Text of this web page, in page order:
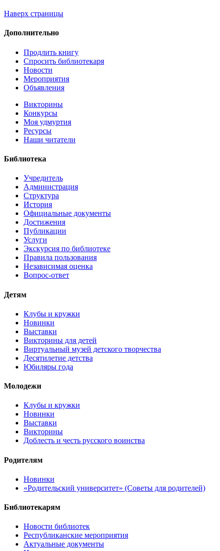
Наверх страницы
Дополнительно
Продлить книгу
Спросить библиотекаря
Новости
Мероприятия
Объявления
Викторины
Конкурсы
Моя удмуртия
Ресурсы
Наши читатели
Библиотека
Учредитель
Администрация
Структура
История
Официальные документы
Достижения
Публикации
Услуги
Экскурсия по библиотеке
Правила пользования
Независимая оценка
Вопрос-ответ
Детям
Клубы и кружки
Новинки
Выставки
Викторины для детей
Виртуальный музей детского творчества
Десятилетие детства
Юбиляры года
Молодежи
Клубы и кружки
Новинки
Выставки
Викторины
Доблесть и честь русского воинства
Родителям
Новинки
«Родительский университет» (Советы для родителей)
Библиотекарям
Новости библиотек
Республиканские мероприятия
Актуальные документы